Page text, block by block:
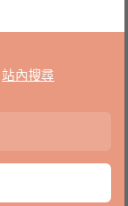
站內搜尋